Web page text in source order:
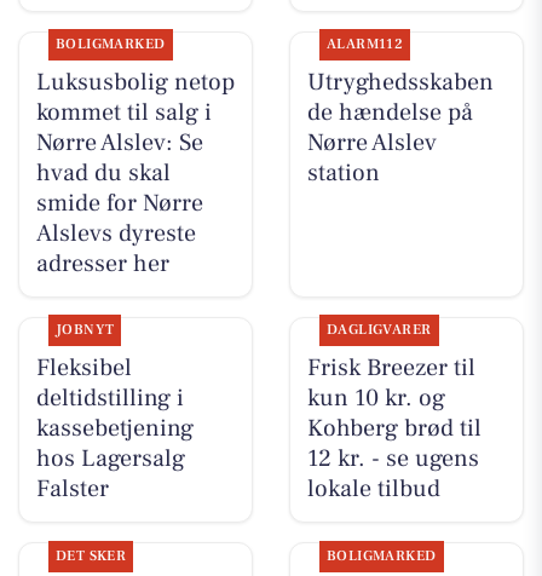
BOLIGMARKED
Luksusbolig netop
kommet til salg i
Nørre Alslev: Se
hvad du skal
smide for Nørre
Alslevs dyreste
adresser her
ALARM112
Utryghedsskaben
de hændelse på
Nørre Alslev
station
JOBNYT
Fleksibel
deltidstilling i
kassebetjening
hos Lagersalg
Falster
DAGLIGVARER
Frisk Breezer til
kun 10 kr. og
Kohberg brød til
12 kr. - se ugens
lokale tilbud
DET SKER BOLIGMARKED